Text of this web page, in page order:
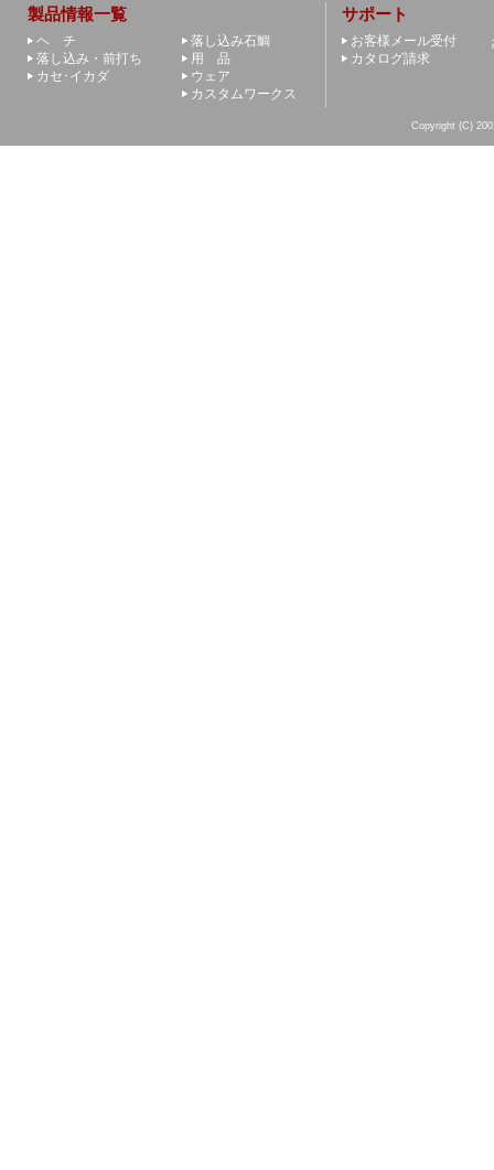
製品情報一覧
ヘ チ
落し込み・前打ち
カセ･イカダ
落し込み石鯛
用 品
ウェア
カスタムワークス
サポート
お客様メール受付
カタログ請求
Copyright (C)